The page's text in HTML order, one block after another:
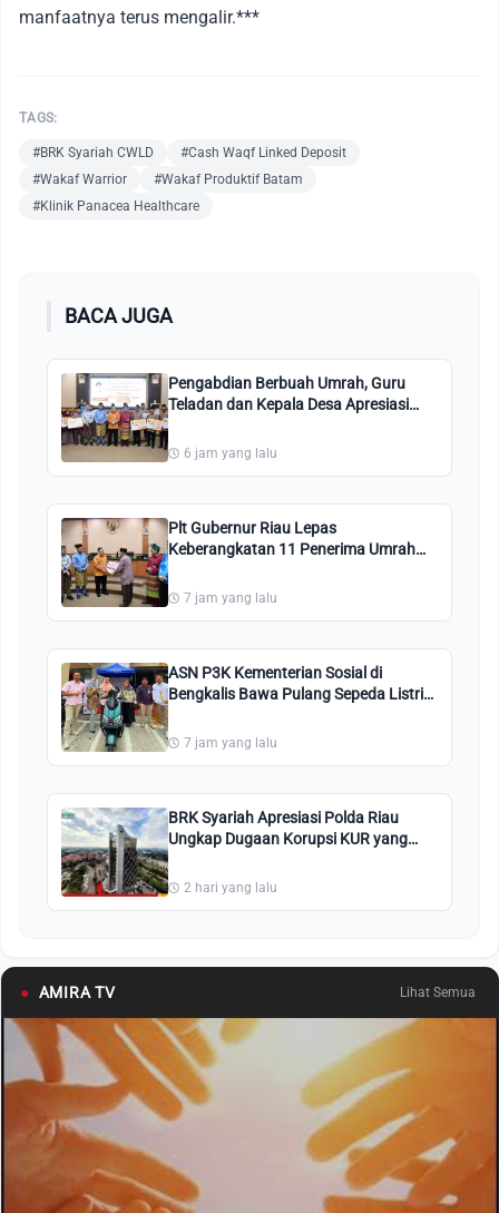
manfaatnya terus mengalir.***
TAGS:
#BRK Syariah CWLD
#Cash Waqf Linked Deposit
#Wakaf Warrior
#Wakaf Produktif Batam
#Klinik Panacea Healthcare
BACA JUGA
Pengabdian Berbuah Umrah, Guru
Teladan dan Kepala Desa Apresiasi
6 jam yang lalu
Plt Gubernur Riau Lepas
Keberangkatan 11 Penerima Umrah
Petroleum
7 jam yang lalu
ASN P3K Kementerian Sosial di
Bengkalis Bawa Pulang Sepeda Listrik
7 jam yang lalu
BRK Syariah Apresiasi Polda Riau
Ungkap Dugaan Korupsi KUR yang
2 hari yang lalu
● AMIRA TV Lihat Semua